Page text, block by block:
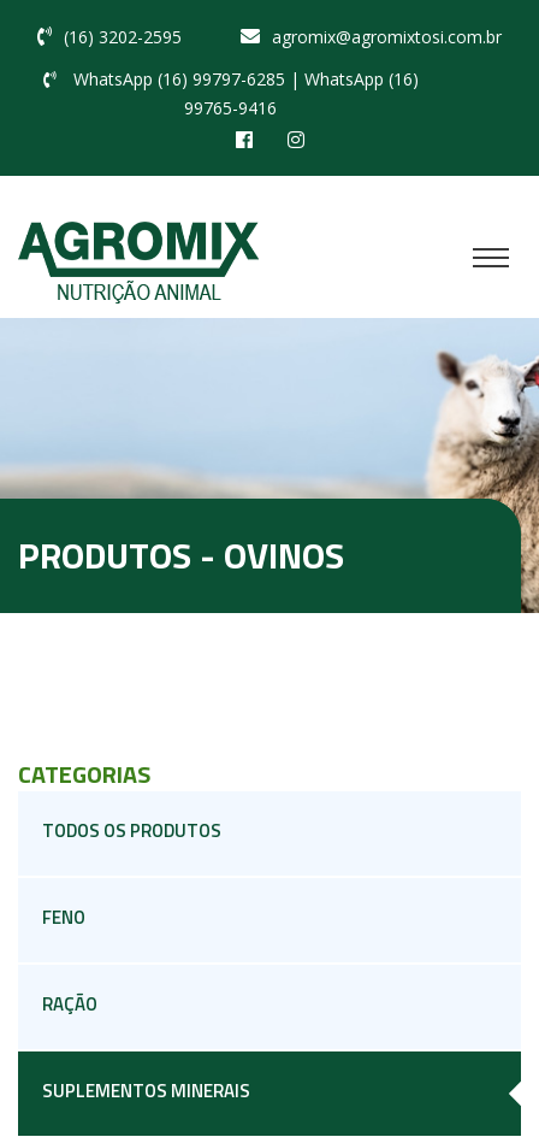
(16) 3202-2595
agromix@agromixtosi.com.br
WhatsApp (16) 99797-6285 | WhatsApp (16)
99765-9416
PRODUTOS - OVINOS
CATEGORIAS
TODOS OS PRODUTOS
FENO
RAÇÃO
SUPLEMENTOS MINERAIS